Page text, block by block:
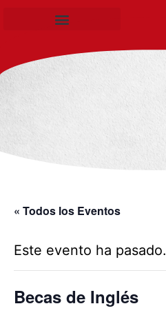
« Todos los Eventos
Este evento ha pasado.
Becas de Inglés